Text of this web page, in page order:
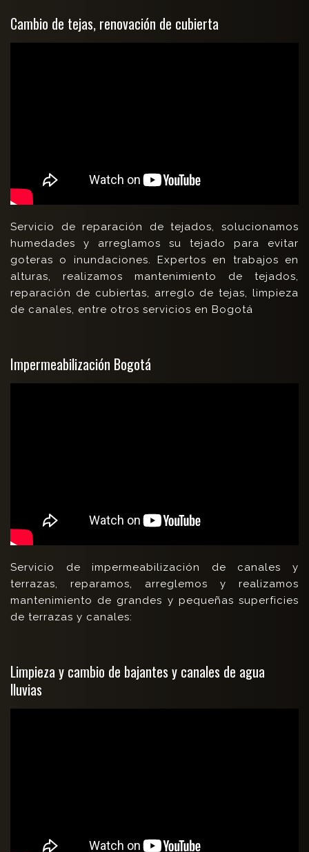
Cambio de tejas, renovación de cubierta
Servicio de reparación de tejados, solucionamos
humedades y arreglamos su tejado para evitar
goteras o inundaciones. Expertos en trabajos en
alturas, realizamos mantenimiento de tejados,
reparación de cubiertas, arreglo de tejas, limpieza
de canales, entre otros servicios en Bogotá
Impermeabilización Bogotá
Servicio de impermeabilización de canales y
terrazas, reparamos, arreglemos y realizamos
mantenimiento de grandes y pequeñas superficies
de terrazas y canales:
Limpieza y cambio de bajantes y canales de agua
lluvias